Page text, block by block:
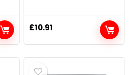
£10.91